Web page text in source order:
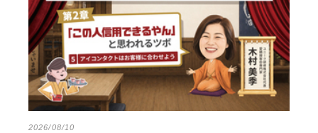
2026/08/10